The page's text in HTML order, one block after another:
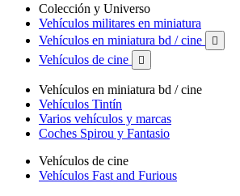
Colección y Universo
Vehículos militares en miniatura
Vehículos en miniatura bd / cine

Vehículos de cine 
Vehículos en miniatura bd / cine
Vehículos Tintín
Varios vehículos y marcas
Coches Spirou y Fantasio
Vehículos de cine
Vehículos Fast and Furious